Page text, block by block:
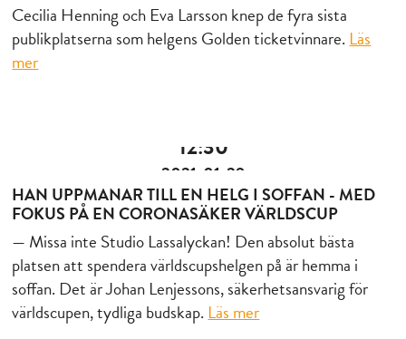
Cecilia Henning och Eva Larsson knep de fyra sista
publikplatserna som helgens Golden ticketvinnare. Läs
mer
12:30
2021-01-29
HAN UPPMANAR TILL EN HELG I SOFFAN - MED
FOKUS PÅ EN CORONASÄKER VÄRLDSCUP
— Missa inte Studio Lassalyckan! Den absolut bästa
platsen att spendera världscupshelgen på är hemma i
soffan. Det är Johan Lenjessons, säkerhetsansvarig för
världscupen, tydliga budskap. Läs mer